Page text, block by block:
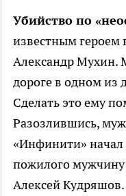
Убийство по
известным героем
Александр Мухин.
дороге в одном из
Сделать это ему
Разозлившись,
«Инфинити» начал
пожилого мужчину
Алексей Кудряшов.